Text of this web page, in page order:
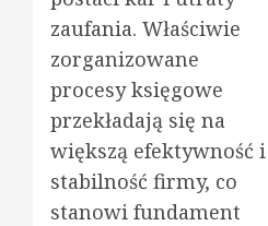
zaufania. Właściwie
zorganizowane
procesy księgowe
przekładają się na
większą efektywność i
stabilność firmy, co
stanowi fundament